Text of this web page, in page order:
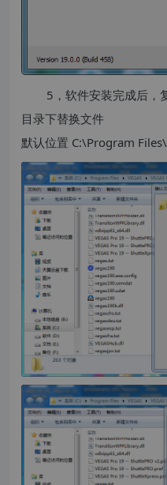
5，软件安装完成后，
目录下替换文件
默认位置 C:\Program